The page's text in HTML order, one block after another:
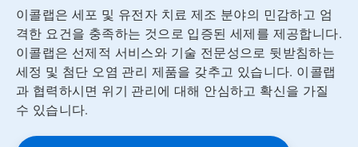
이콜랩은 세포 및 유전자 치료 제조 분야의 민감하고 엄
격한 요건을 충족하는 것으로 입증된 세제를 제공합니다.
이콜랩은 선제적 서비스와 기술 전문성으로 뒷받침하는
세정 및 첨단 오염 관리 제품을 갖추고 있습니다. 이콜랩
과 협력하시면 위기 관리에 대해 안심하고 확신을 가질
수 있습니다.